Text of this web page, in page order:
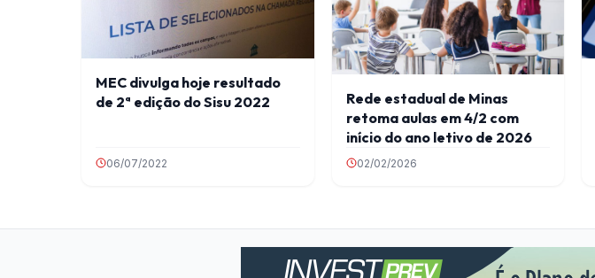
MEC divulga hoje resultado
de 2ª edição do Sisu 2022
06/07/2022
Rede estadual de Minas
retoma aulas em 4/2 com
início do ano letivo de 2026
02/02/2026